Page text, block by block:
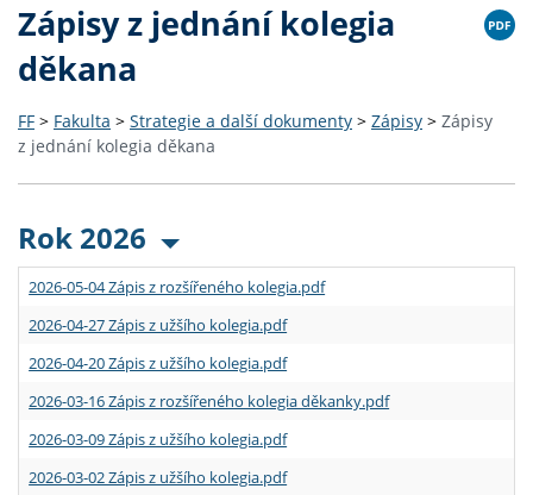
Zápisy z jednání kolegia
děkana
FF > Fakulta > Strategie a další dokumenty > Zápisy > Zápisy
z jednání kolegia děkana
Rok 2026
2026-05-04 Zápis z rozšířeného kolegia.pdf
2026-04-27 Zápis z užšího kolegia.pdf
2026-04-20 Zápis z užšího kolegia.pdf
2026-03-16 Zápis z rozšířeného kolegia děkanky.pdf
2026-03-09 Zápis z užšího kolegia.pdf
2026-03-02 Zápis z užšího kolegia.pdf